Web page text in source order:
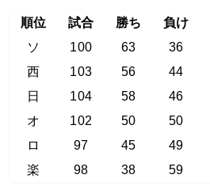
順位 試合 勝ち 負け
ソ
100 63 36
西
103 56 44
日
104 58 46
オ
102 50 50
ロ
97 45 49
楽
98 38 59